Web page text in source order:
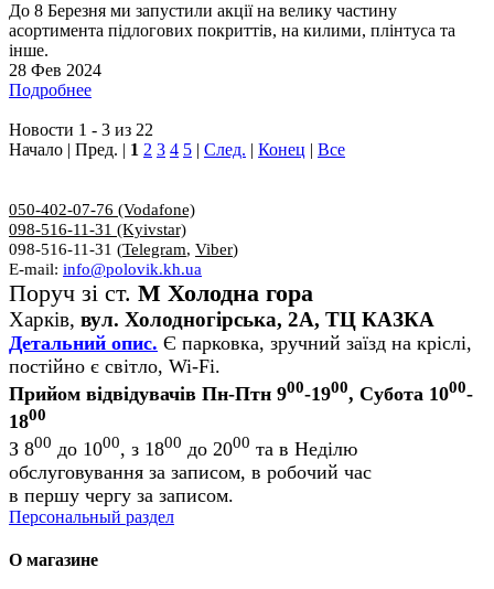
До 8 Березня ми запустили акції на велику частину
асортимента підлогових покриттів, на килими, плінтуса та
інше.
28 Фев 2024
Подробнее
Новости 1 - 3 из 22
Начало | Пред. | 1 2 3 4 5 | След. | Конец | Все
050-402-07-76 (Vodafone)
098-516-11-31 (Kyivstar)
098-516-11-31 (Telegram, Viber)
E-mail: info@polovik.kh.ua
Поруч зі ст. М Холодна гора
Харків, вул. Холодногірська, 2А, ТЦ КАЗКА
Детальний опис. Є парковка, зручний заїзд на кріслі,
постійно є світло, Wi-Fi.
Прийом відвідувачів Пн-Птн 900-1900, Субота 1000-
1800
З 800 до 1000, з 1800 до 2000 та в Неділю
обслуговування за записом, в робочий час
в першу чергу за записом.
Персональный раздел
О магазине